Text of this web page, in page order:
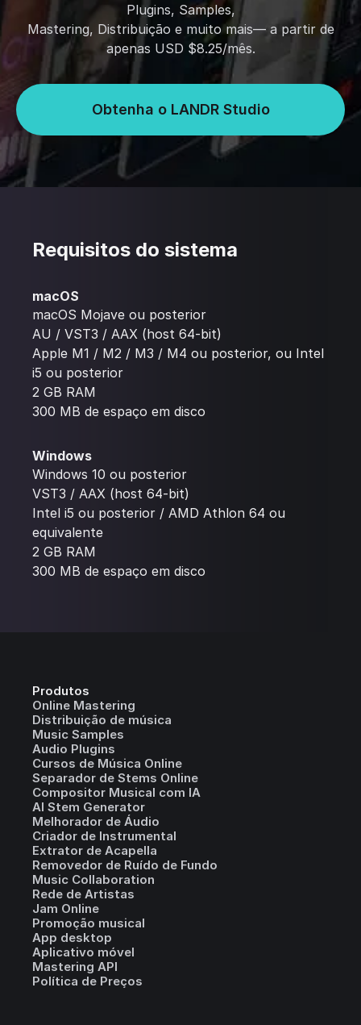
Plugins, Samples,
Mastering, Distribuição e muito mais— a partir de
apenas USD $8.25/mês.
Obtenha o LANDR Studio
Requisitos do sistema
macOS
macOS Mojave ou posterior
AU / VST3 / AAX (host 64-bit)
Apple M1 / M2 / M3 / M4 ou posterior, ou Intel
i5 ou posterior
2 GB RAM
300 MB de espaço em disco
Windows
Windows 10 ou posterior
VST3 / AAX (host 64-bit)
Intel i5 ou posterior / AMD Athlon 64 ou
equivalente
2 GB RAM
300 MB de espaço em disco
Produtos
Online Mastering
Distribuição de música
Music Samples
Audio Plugins
Cursos de Música Online
Separador de Stems Online
Compositor Musical com IA
AI Stem Generator
Melhorador de Áudio
Criador de Instrumental
Extrator de Acapella
Removedor de Ruído de Fundo
Music Collaboration
Rede de Artistas
Jam Online
Promoção musical
App desktop
Aplicativo móvel
Mastering API
Política de Preços